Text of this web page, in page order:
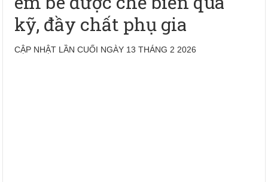
kỹ, đầy chất phụ gia
CẬP NHẬT LẦN CUỐI NGÀY 13 THÁNG 2 2026